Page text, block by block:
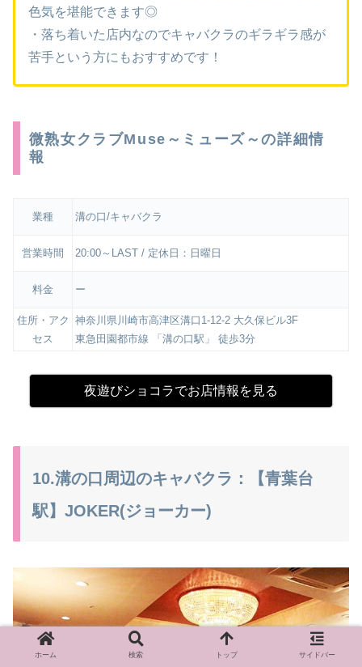
色気を堪能できます◎
・落ち着いた店内なのでキャバクラのギラギラ感が
苦手という方にもおすすめです！
微熟女クラブMuse～ミューズ～の詳細情
報
業種 溝の口/キャバクラ
営業時間 20:00～LAST / 定休日：日曜日
料金 ー
住所・アク
セス
神奈川県川崎市高津区溝口1-12-2 大久保ビル3F
東急田園都市線 「溝の口駅」 徒歩3分
夜遊びショコラでお店情報を見る
10.溝の口周辺のキャバクラ：【青葉台
駅】JOKER(ジョーカー)
ホーム 検索 トップ サイドバー